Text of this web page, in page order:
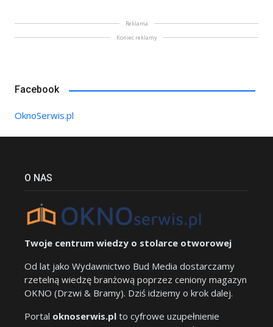
Reklama
Koniec reklamy
Facebook
OknoSerwis.pl
O NAS
Twoje centrum wiedzy o stolarce otworowej
Od lat jako Wydawnictwo Bud Media dostarczamy
rzetelną wiedzę branżową poprzez ceniony magazyn
OKNO (Drzwi & Bramy). Dziś idziemy o krok dalej.
Portal oknoserwis.pl to cyfrowe uzupełnienie